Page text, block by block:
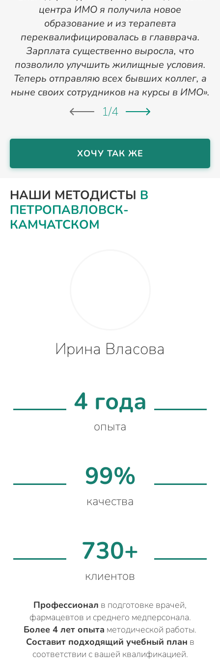
центра ИМО я получила новое
образование и из терапевта
переквалифицировалась в главврача.
Зарплата существенно выросла, что
позволило улучшить жилищные условия.
Теперь отправляю всех бывших коллег, а
ныне своих сотрудников на курсы в ИМО».
1/4
ХОЧУ ТАК ЖЕ
НАШИ МЕТОДИСТЫ В
ПЕТРОПАВЛОВСК-
КАМЧАТСКОМ
Ирина Власова
4 года
опыта
99%
качества
730+
клиентов
Профессионал в подготовке врачей,
фармацевтов и среднего медперсонала.
Более 4 лет опыта методической работы.
Составит подходящий учебный план в
соответствии с вашей квалификацией.